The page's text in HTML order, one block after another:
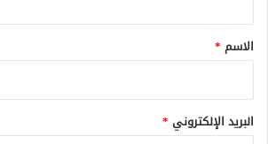
*
الاسم *
البريد الإلكتروني *